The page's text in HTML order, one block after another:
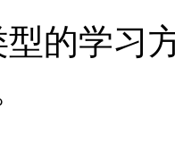
的学习